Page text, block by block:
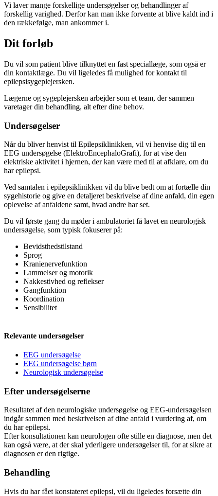
Vi laver mange forskellige undersøgelser og behandlinger af
forskellig varighed. Derfor kan man ikke forvente at blive kaldt ind i
den rækkefølge, man ankommer i.
Dit forløb
Du vil som patient blive tilknyttet en fast speciallæge, som også er
din kontaktlæge. Du vil ligeledes få mulighed for kontakt til
epilepsisygeplejersken.
Lægerne og sygeplejersken arbejder som et team, der sammen
varetager din behandling, alt efter dine behov.
Undersøgelser
Når du bliver henvist til Epilepsiklinikken, vil vi henvise dig til en
EEG undersøgelse (ElektroEncephaloGrafi), for at vise den
elektriske aktivitet i hjernen, der kan være med til at afklare, om du
har epilepsi.
Ved samtalen i epilepsiklinikken vil du blive bedt om at fortælle din
sygehistorie og give en detaljeret beskrivelse af dine anfald, din egen
oplevelse af anfaldene samt, hvad andre har set.
Du vil første gang du møder i ambulatoriet få lavet en neurologisk
undersøgelse, som typisk fokuserer på:
Bevidsthedstilstand
Sprog
Kranienervefunktion
Lammelser og motorik
Nakkestivhed og reflekser
Gangfunktion
Koordination
Sensibilitet
Relevante undersøgelser
EEG undersøgelse
EEG undersøgelse børn
Neurologisk undersøgelse
Efter undersøgelserne
Resultatet af den neurologiske undersøgelse og EEG-undersøgelsen
indgår sammen med beskrivelsen af dine anfald i vurdering af, om
du har epilepsi.
Efter konsultationen kan neurologen ofte stille en diagnose, men det
kan også være, at der skal yderligere undersøgelser til, for at sikre at
diagnosen er den rigtige.
Behandling
Hvis du har fået konstateret epilepsi, vil du ligeledes forsætte din